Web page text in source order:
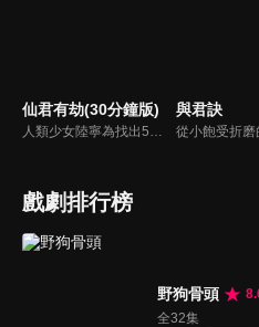
仙君有劫(30分鐘版)
人類少女陸寧為找出5年前父親被害真相，進入虛擬世界試圖拿到玄靈族第一殺手夜無名的芯片。芯片只有感情波動時才能顯現，陸寧只能不斷攻略夜無名，可陸寧穿進來的身份，正是夜無名千百年悲慘生活的元凶—黑蓮。
與君訣
戲劇排行榜
野狗骨頭
全32集